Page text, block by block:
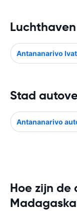
Antananarivo
Stad
Antananarivo
Hoe zijn de